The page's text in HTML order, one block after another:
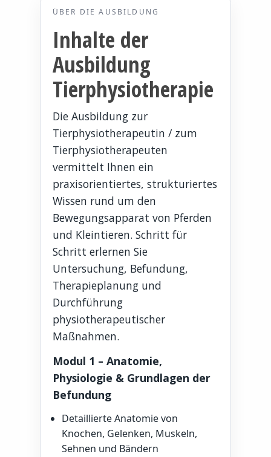
ÜBER DIE AUSBILDUNG
Inhalte der
Ausbildung
Tierphysiotherapie
Die Ausbildung zur
Tierphysiotherapeutin / zum
Tierphysiotherapeuten
vermittelt Ihnen ein
praxisorientiertes, strukturiertes
Wissen rund um den
Bewegungsapparat von Pferden
und Kleintieren. Schritt für
Schritt erlernen Sie
Untersuchung, Befundung,
Therapieplanung und
Durchführung
physiotherapeutischer
Maßnahmen.
Modul 1 – Anatomie,
Physiologie & Grundlagen der
Befundung
Detaillierte Anatomie von
Knochen, Gelenken, Muskeln,
Sehnen und Bändern